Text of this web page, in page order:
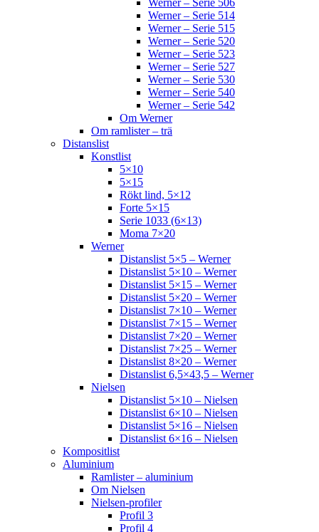
Werner – Serie 506
Werner – Serie 514
Werner – Serie 515
Werner – Serie 520
Werner – Serie 523
Werner – Serie 527
Werner – Serie 530
Werner – Serie 540
Werner – Serie 542
Om Werner
Om ramlister – trä
Distanslist
Konstlist
5×10
5×15
Rökt lind, 5×12
Forte 5×15
Serie 1033 (6×13)
Moma 7×20
Werner
Distanslist 5×5 – Werner
Distanslist 5×10 – Werner
Distanslist 5×15 – Werner
Distanslist 5×20 – Werner
Distanslist 7×10 – Werner
Distanslist 7×15 – Werner
Distanslist 7×20 – Werner
Distanslist 7×25 – Werner
Distanslist 8×20 – Werner
Distanslist 6,5×43,5 – Werner
Nielsen
Distanslist 5×10 – Nielsen
Distanslist 6×10 – Nielsen
Distanslist 5×16 – Nielsen
Distanslist 6×16 – Nielsen
Kompositlist
Aluminium
Ramlister – aluminium
Om Nielsen
Nielsen-profiler
Profil 3
Profil 4